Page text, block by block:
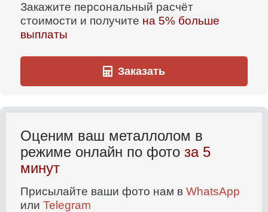
Закажите персональный расчёт
стоимости и получите на 5% больше
выплаты
Заказать
Оценим ваш металлолом в
режиме онлайн по фото за 5
минут
Присылайте ваши фото нам в WhatsApp
или Telegram